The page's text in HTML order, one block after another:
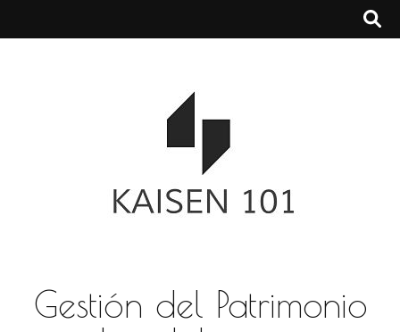
Gestión del Patrimonio